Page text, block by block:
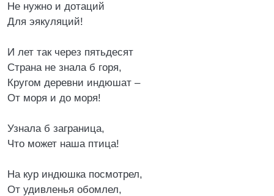
Не нужно и дотаций
Для эякуляций!
И лет так через пятьдесят
Страна не знала б горя,
Кругом деревни индюшат –
От моря и до моря!
Узнала б заграница,
Что может наша птица!
На кур индюшка посмотрел,
От удивленья обомлел,